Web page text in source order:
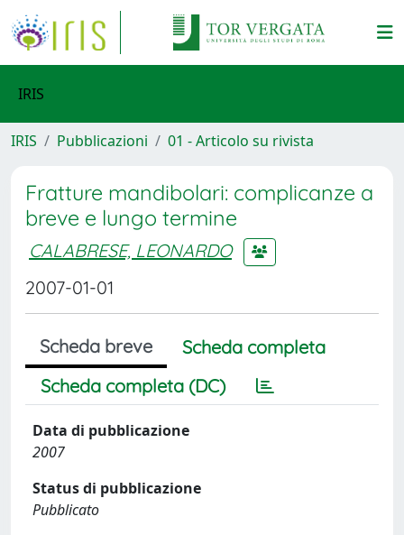
IRIS
IRIS Pubblicazioni 01 - Articolo su rivista
Fratture mandibolari: complicanze a
breve e lungo termine
CALABRESE, LEONARDO
2007-01-01
Scheda breve
Scheda completa
Scheda completa (DC)
Data di pubblicazione
2007
Status di pubblicazione
Pubblicato